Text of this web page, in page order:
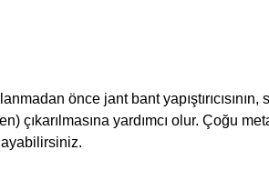
önce jant bant yapıştırıcısının,
çıkarılmasına yardımcı olur. Çoğu